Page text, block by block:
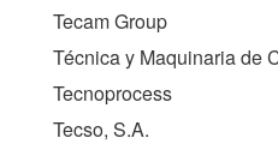
Tecam Group
Técnica y Maquinaria de
Tecnoprocess
Tecso, S.A.